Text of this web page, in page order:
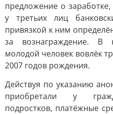
предложение о
у третьих лиц
привязкой к ним
за вознаграждение. В
молодой человек вовлёк
2007 годов рождения.
Действуя по указанию
приобретали у
подростков, платёжные